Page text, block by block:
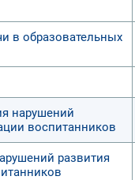
в образовательных
нарушений
воспитанников
развития